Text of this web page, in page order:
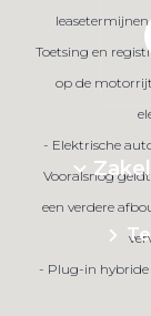
Toetsing en
op de
- Elektrische
Vooralsnog
een verdere
- Plug-in hybride